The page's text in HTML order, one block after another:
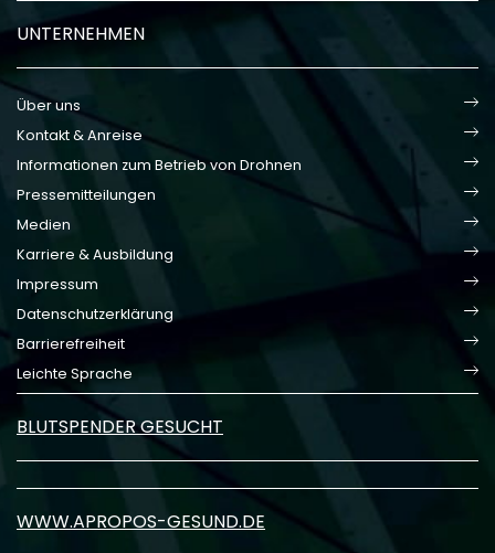
UNTERNEHMEN
Über uns
Kontakt & Anreise
Informationen zum Betrieb von Drohnen
Pressemitteilungen
Medien
Karriere & Ausbildung
Impressum
Datenschutzerklärung
Barrierefreiheit
Leichte Sprache
BLUTSPENDER GESUCHT
WWW.APROPOS-GESUND.DE